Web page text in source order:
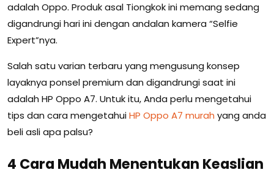
adalah Oppo. Produk asal Tiongkok ini memang sedang
digandrungi hari ini dengan andalan kamera “Selfie
Expert”nya.
Salah satu varian terbaru yang mengusung konsep
layaknya ponsel premium dan digandrungi saat ini
adalah HP Oppo A7. Untuk itu, Anda perlu mengetahui
tips dan cara mengetahuiHP Oppo A7 murah yang anda
beli asli apa palsu?
4 Cara Mudah Menentukan Keaslian